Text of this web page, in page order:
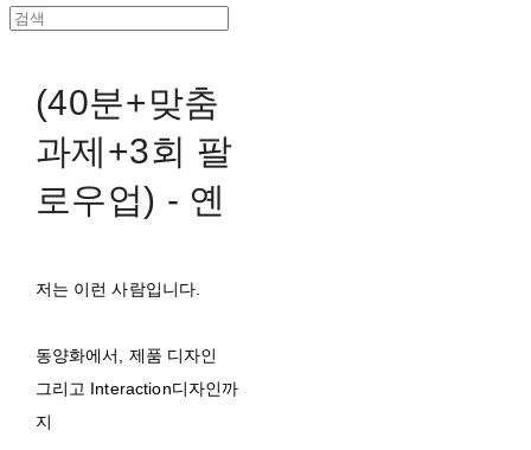
(40분+맞춤
과제+3회 팔
로우업) - 옌
저는 이런 사람입니다.
동양화에서, 제품 디자인
그리고 Interaction디자인까
지